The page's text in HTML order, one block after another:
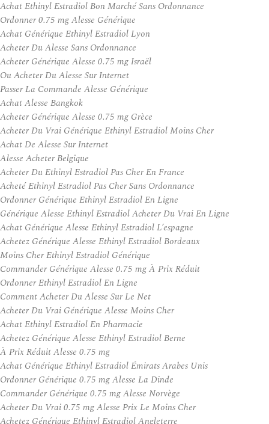
Achat Ethinyl Estradiol Bon Marché Sans Ordonnance
Ordonner 0.75 mg Alesse Générique
Achat Générique Ethinyl Estradiol Lyon
Acheter Du Alesse Sans Ordonnance
Acheter Générique Alesse 0.75 mg Israël
Ou Acheter Du Alesse Sur Internet
Passer La Commande Alesse Générique
Achat Alesse Bangkok
Acheter Générique Alesse 0.75 mg Grèce
Acheter Du Vrai Générique Ethinyl Estradiol Moins Cher
Achat De Alesse Sur Internet
Alesse Acheter Belgique
Acheter Du Ethinyl Estradiol Pas Cher En France
Acheté Ethinyl Estradiol Pas Cher Sans Ordonnance
Ordonner Générique Ethinyl Estradiol En Ligne
Générique Alesse Ethinyl Estradiol Acheter Du Vrai En Ligne
Achat Générique Alesse Ethinyl Estradiol L’espagne
Achetez Générique Alesse Ethinyl Estradiol Bordeaux
Moins Cher Ethinyl Estradiol Générique
Commander Générique Alesse 0.75 mg À Prix Réduit
Ordonner Ethinyl Estradiol En Ligne
Comment Acheter Du Alesse Sur Le Net
Acheter Du Vrai Générique Alesse Moins Cher
Achat Ethinyl Estradiol En Pharmacie
Achetez Générique Alesse Ethinyl Estradiol Berne
À Prix Réduit Alesse 0.75 mg
Achat Générique Ethinyl Estradiol Émirats Arabes Unis
Ordonner Générique 0.75 mg Alesse La Dinde
Commander Générique 0.75 mg Alesse Norvège
Acheter Du Vrai 0.75 mg Alesse Prix Le Moins Cher